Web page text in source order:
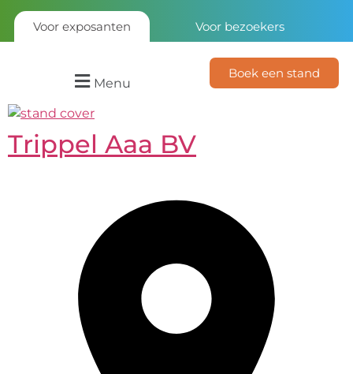
Voor exposanten Voor bezoekers
Menu
Boek een stand
Trippel Aaa BV